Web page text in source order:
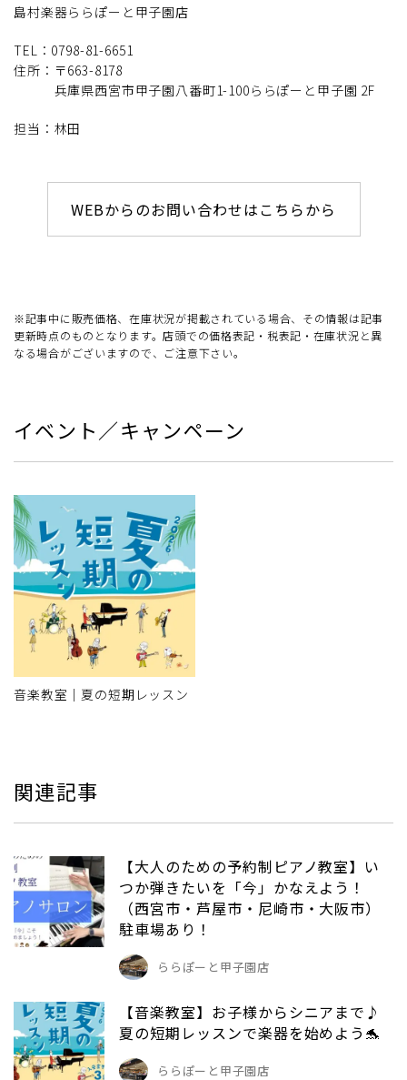
島村楽器ららぽーと甲子園店
TEL：0798-81-6651
住所：〒663-8178
兵庫県西宮市甲子園八番町1-100ららぽーと甲子園 2F
担当：林田
WEBからのお問い合わせはこちらから
※記事中に販売価格、在庫状況が掲載されている場合、その情報は記事
更新時点のものとなります。店頭での価格表記・税表記・在庫状況と異
なる場合がございますので、ご注意下さい。
イベント／キャンペーン
音楽教室｜夏の短期レッスン
関連記事
【大人のための予約制ピアノ教室】い
つか弾きたいを「今」かなえよう！
（西宮市・芦屋市・尼崎市・大阪市）
駐車場あり！
ららぽーと甲子園店
【音楽教室】お子様からシニアまで♪
夏の短期レッスンで楽器を始めよう🐬
ららぽーと甲子園店